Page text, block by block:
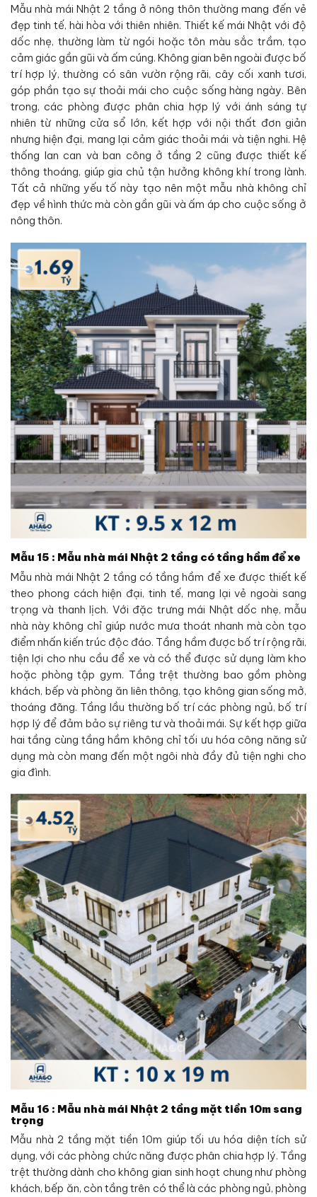
Mẫu nhà mái Nhật 2 tầng ở nông thôn thường mang đến vẻ
đẹp tinh tế, hài hòa với thiên nhiên. Thiết kế mái Nhật với độ
dốc nhẹ, thường làm từ ngói hoặc tôn màu sắc trầm, tạo
cảm giác gần gũi và ấm cúng. Không gian bên ngoài được bố
trí hợp lý, thường có sân vườn rộng rãi, cây cối xanh tươi,
góp phần tạo sự thoải mái cho cuộc sống hàng ngày. Bên
trong, các phòng được phân chia hợp lý với ánh sáng tự
nhiên từ những cửa sổ lớn, kết hợp với nội thất đơn giản
nhưng hiện đại, mang lại cảm giác thoải mái và tiện nghi. Hệ
thống lan can và ban công ở tầng 2 cũng được thiết kế
thông thoáng, giúp gia chủ tận hưởng không khí trong lành.
Tất cả những yếu tố này tạo nên một mẫu nhà không chỉ
đẹp về hình thức mà còn gần gũi và ấm áp cho cuộc sống ở
nông thôn.
Mẫu 15 : Mẫu nhà mái Nhật 2 tầng có tầng hầm để xe
Mẫu nhà mái Nhật 2 tầng có tầng hầm để xe được thiết kế
theo phong cách hiện đại, tinh tế, mang lại vẻ ngoài sang
trọng và thanh lịch. Với đặc trưng mái Nhật dốc nhẹ, mẫu
nhà này không chỉ giúp nước mưa thoát nhanh mà còn tạo
điểm nhấn kiến trúc độc đáo. Tầng hầm được bố trí rộng rãi,
tiện lợi cho nhu cầu để xe và có thể được sử dụng làm kho
hoặc phòng tập gym. Tầng trệt thường bao gồm phòng
khách, bếp và phòng ăn liên thông, tạo không gian sống mở,
thoáng đãng. Tầng lầu thường bố trí các phòng ngủ, bố trí
hợp lý để đảm bảo sự riêng tư và thoải mái. Sự kết hợp giữa
hai tầng cùng tầng hầm không chỉ tối ưu hóa công năng sử
dụng mà còn mang đến một ngôi nhà đầy đủ tiện nghi cho
gia đình.
Mẫu 16 : Mẫu nhà mái Nhật 2 tầng mặt tiền 10m sang
trọng
Mẫu nhà 2 tầng mặt tiền 10m giúp tối ưu hóa diện tích sử
dụng, với các phòng chức năng được phân chia hợp lý. Tầng
trệt thường dành cho không gian sinh hoạt chung như phòng
khách, bếp ăn, còn tầng trên có thể là các phòng ngủ, phòng